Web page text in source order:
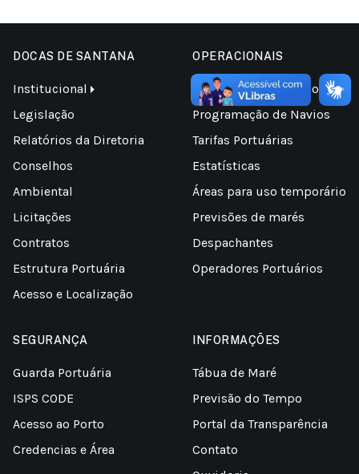
DOCAS DE SANTANA
Institucional
Legislação
Relatórios da Diretoria
Conselhos
Ambiental
Licitações
Contratos
Estrutura Portuária
Acesso e Localização
OPERACIONAIS
Informações Operacionais
Programação de Navios
Tarifas Portuárias
Estatísticas
Áreas para uso temporário
Previsões de marés
Despachantes
Operadores Portuários
SEGURANÇA
Guarda Portuária
ISPS CODE
Acesso ao Porto
Credencias e Área
INFORMAÇÕES
Tábua de Maré
Previsão do Tempo
Portal da Transparência
Contato